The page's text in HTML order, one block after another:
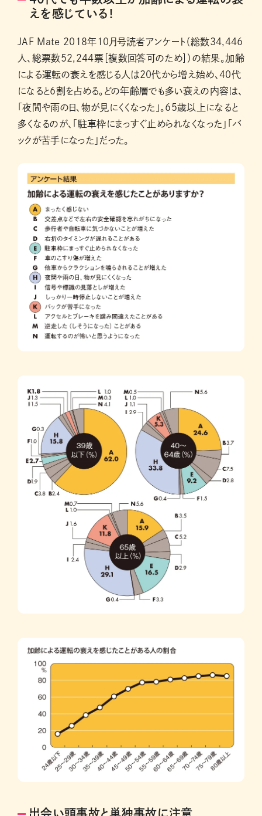
えを感じている！
JAF Mate 2018年10月号読者アンケート（総数34,446
人、総票数52,244票［複数回答可のため］）の結果。加齢
による運転の衰えを感じる人は20代から増え始め、40代
になると6割を占める。どの年齢層でも多い衰えの内容は、
「夜間や雨の日、物が見にくくなった」。65歳以上になると
多くなるのが、「駐車枠にまっすぐ止められなくなった」「バ
ックが苦手になった」だった。
出会い頭事故と単独事故に注意